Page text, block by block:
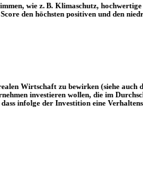
wie z. B. Klimaschutz,
den höchsten positiven und den
Wirtschaft zu bewirken (siehe auch
investieren wollen, die im
infolge der Investition eine